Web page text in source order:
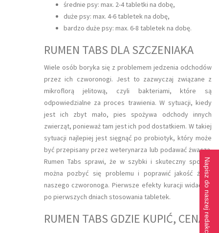
średnie psy: max. 2-4 tabletki na dobę,
duże psy: max. 4-6 tabletek na dobę,
bardzo duże psy: max. 6-8 tabletek na dobę.
RUMEN TABS DLA SZCZENIAKA
Wiele osób boryka się z problemem jedzenia odchodów
przez ich czworonogi. Jest to zazwyczaj związane z
mikroflorą jelitową, czyli bakteriami, które są
odpowiedzialne za proces trawienia. W sytuacji, kiedy
jest ich zbyt mało, pies spożywa odchody innych
zwierząt, ponieważ tam jest ich pod dostatkiem. W takiej
sytuacji najlepiej jest sięgnąć po probiotyk, który może
być przepisany przez weterynarza lub podawać żwacza.
Rumen Tabs sprawi, że w szybki i skuteczny sposób
można pozbyć się problemu i poprawić jakość życia
naszego czworonoga. Pierwsze efekty kuracji widać już
po pierwszych dniach stosowania tabletek.
RUMEN TABS GDZIE KUPIĆ, CENANapisz do naszej redakcji